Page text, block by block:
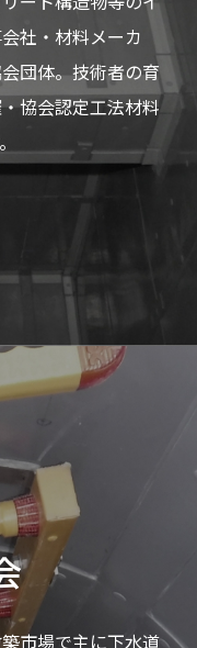
社・材料メーカ
団体。技術者の育
協会認定工法材料
市場で主に下水道